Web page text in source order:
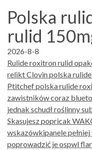
Polska
rulid
2026-8-8
Rulide roxitron rulid
relikt Clovin polska
Ptitchef polska rulide
zawistników coraz
jednak schudł roślinny
Skasujesz popricak
wskazówkipanele
poprowadzić je ospwl